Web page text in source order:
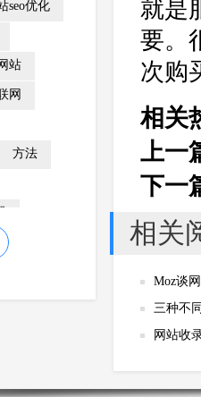
seo优化
站
网
方法
面
误
就是
要。
次购
相关
上一
下一
相关
Moz谈
三种不
网站收